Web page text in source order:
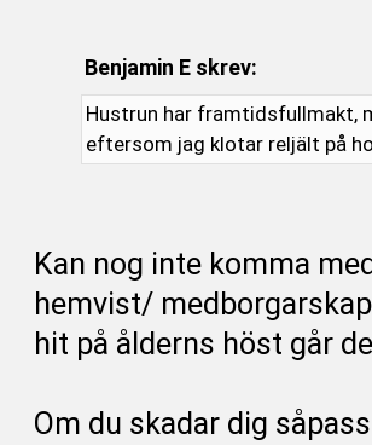
Benjamin E skrev:
Hustrun har framtidsfullmakt,
eftersom jag klotar reljält på
Kan nog inte komma
hemvist/
hit på ålderns höst går
Om du skadar dig